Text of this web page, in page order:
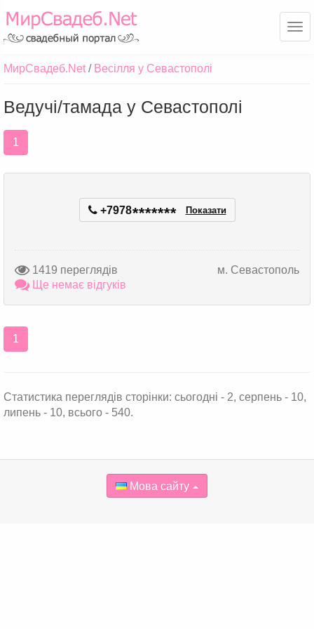
МирСвадеб.Net Весілля у Севастополі
Ведучі/тамада у Севастополі
1
+7978******* Показати
1419 переглядів
м. Севастополь
Ще немає відгуків
1
Статистика переглядів сторінки: сьогодні - 2, серпень - 10,
липень - 10, всього - 540.
Мова сайту